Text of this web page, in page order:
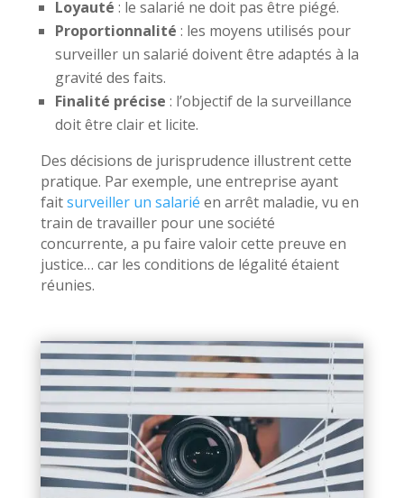
Loyauté : le salarié ne doit pas être piégé.
Proportionnalité : les moyens utilisés pour
surveiller un salarié doivent être adaptés à la
gravité des faits.
Finalité précise : l’objectif de la surveillance
doit être clair et licite.
Des décisions de jurisprudence illustrent cette
pratique. Par exemple, une entreprise ayant
faitsurveiller un salarié en arrêt maladie, vu en
train de travailler pour une société
concurrente, a pu faire valoir cette preuve en
justice… car les conditions de légalité étaient
réunies.